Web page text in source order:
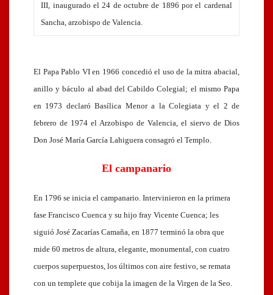
III, inaugurado el 24 de octubre de 1896 por el cardenal
Sancha, arzobispo de Valencia.
El Papa Pablo VI en 1966 concedió el uso de la mitra abacial,
anillo y báculo al abad del Cabildo Colegial; el mismo Papa
en 1973 declaró Basílica Menor a la Colegiata y el 2 de
febrero de 1974 el Arzobispo de Valencia, el siervo de Dios
Don José María García Lahiguera consagró el Templo.
El campanario
En 1796 se inicia el campanario. Intervinieron en la primera
fase Francisco Cuenca y su hijo fray Vicente Cuenca; les
siguió José Zacarías Camaña, en 1877 terminó la obra que
mide 60 metros de altura, elegante, monumental, con cuatro
cuerpos superpuestos, los últimos con aire festivo, se remata
con un templete que cobija la imagen de la Virgen de la Seo.